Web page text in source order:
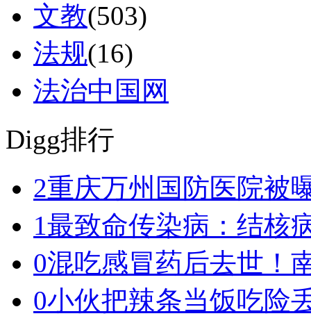
文教(503)
法规(16)
法治中国网
Digg排行
2重庆万州国防医院被
1最致命传染病：结核
0混吃感冒药后去世！
0小伙把辣条当饭吃险